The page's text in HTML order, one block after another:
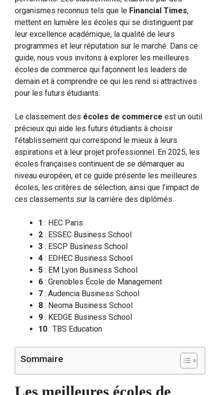
organismes reconnus tels que le Financial Times,
mettent en lumière les écoles qui se distinguent par
leur excellence académique, la qualité de leurs
programmes et leur réputation sur le marché. Dans ce
guide, nous vous invitons à explorer les meilleures
écoles de commerce qui façonnent les leaders de
demain et à comprendre ce qui les rend si attractives
pour les futurs étudiants.
Le classement des écoles de commerce est un outil
précieux qui aide les futurs étudiants à choisir
l’établissement qui correspond le mieux à leurs
aspirations et à leur projet professionnel. En 2025, les
écoles françaises continuent de se démarquer au
niveau européen, et ce guide présente les meilleures
écoles, les critères de sélection, ainsi que l’impact de
ces classements sur la carrière des diplômés.
1 : HEC Paris
2 : ESSEC Business School
3 : ESCP Business School
4 : EDHEC Business School
5 : EM Lyon Business School
6 : Grenobles École de Management
7 : Audencia Business School
8 : Neoma Business School
9 : KEDGE Business School
10 : TBS Education
Sommaire
Les meilleures écoles de